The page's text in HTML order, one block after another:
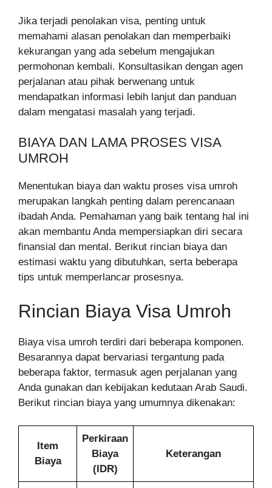
Jika terjadi penolakan visa, penting untuk
memahami alasan penolakan dan memperbaiki
kekurangan yang ada sebelum mengajukan
permohonan kembali. Konsultasikan dengan agen
perjalanan atau pihak berwenang untuk
mendapatkan informasi lebih lanjut dan panduan
dalam mengatasi masalah yang terjadi.
BIAYA DAN LAMA PROSES VISA
UMROH
Menentukan biaya dan waktu proses visa umroh
merupakan langkah penting dalam perencanaan
ibadah Anda. Pemahaman yang baik tentang hal ini
akan membantu Anda mempersiapkan diri secara
finansial dan mental. Berikut rincian biaya dan
estimasi waktu yang dibutuhkan, serta beberapa
tips untuk memperlancar prosesnya.
Rincian Biaya Visa Umroh
Biaya visa umroh terdiri dari beberapa komponen.
Besarannya dapat bervariasi tergantung pada
beberapa faktor, termasuk agen perjalanan yang
Anda gunakan dan kebijakan kedutaan Arab Saudi.
Berikut rincian biaya yang umumnya dikenakan:
Item
Biaya
Perkiraan
Biaya
(IDR)
Keterangan